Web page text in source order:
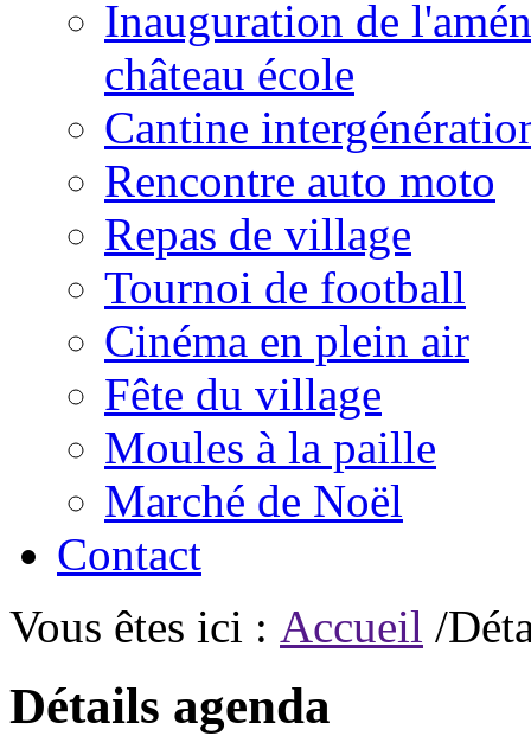
Inauguration de
château école
Cantine
Rencontre auto moto
Repas de village
Tournoi de football
Cinéma en plein air
Fête du village
Moules à la paille
Marché de Noël
Contact
Vous êtes ici : Accueil /
Détails agenda